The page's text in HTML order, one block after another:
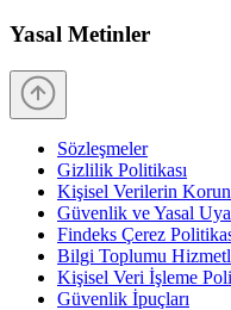
Yasal Metinler
Sözleşmeler
Gizlilik Politikası
Kişisel Verilerin
Güvenlik ve Yasal
Findeks Çerez
Bilgi Toplumu
Kişisel Veri İşleme
Güvenlik İpuçları